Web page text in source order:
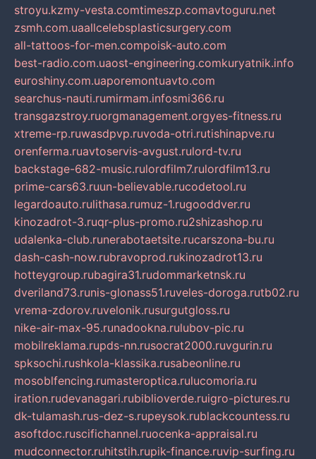
stroyu.kzmy-vesta.comtimeszp.comavtoguru.net
zsmh.com.uaallcelebsplasticsurgery.com
all-tattoos-for-men.compoisk-auto.com
best-radio.com.uaost-engineering.comkuryatnik.info
euroshiny.com.uaporemontuavto.com
searchus-nauti.rumirmam.infosmi366.ru
transgazstroy.ruorgmanagement.orgyes-fitness.ru
xtreme-rp.ruwasdpvp.ruvoda-otri.rutishinapve.ru
orenferma.ruavtoservis-avgust.rulord-tv.ru
backstage-682-music.rulordfilm7.rulordfilm13.ru
prime-cars63.ruun-believable.rucodetool.ru
legardoauto.rulithasa.rumuz-1.rugooddver.ru
kinozadrot-3.ruqr-plus-promo.ru2shizashop.ru
udalenka-club.runerabotaetsite.rucarszona-bu.ru
dash-cash-now.rubravoprod.rukinozadrot13.ru
hotteygroup.rubagira31.rudommarketnsk.ru
dveriland73.runis-glonass51.ruveles-doroga.rutb02.ru
vrema-zdorov.ruvelonik.rusurgutgloss.ru
nike-air-max-95.runadookna.rulubov-pic.ru
mobilreklama.rupds-nn.rusocrat2000.ruvgurin.ru
spksochi.rushkola-klassika.rusabeonline.ru
mosoblfencing.rumasteroptica.rulucomoria.ru
iration.rudevanagari.rubiblioverde.ruigro-pictures.ru
dk-tulamash.rus-dez-s.rupeysok.rublackcountess.ru
asoftdoc.ruscifichannel.ruocenka-appraisal.ru
mudconnector.ruhitstih.rupik-finance.ruvip-surfing.ru